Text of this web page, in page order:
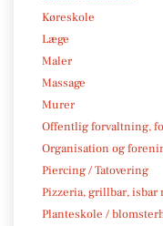
Køreskole
Læge
Maler
Massage
Murer
Offentlig forvaltning,
Organisation og
Piercing / Tatovering
Pizzeria, grillbar, isbar
Planteskole /